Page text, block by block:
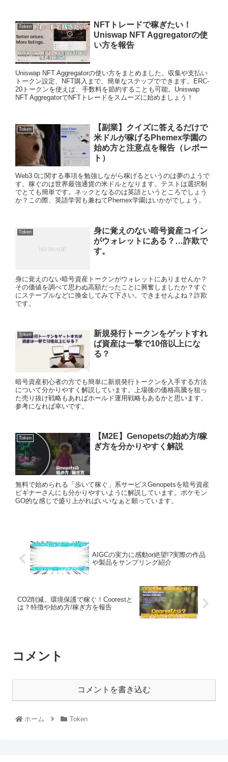
Token
NFTトレードで稼ぎたい！
Uniswap NFT Aggregatorの使
い方を報告
Uniswap NFT Aggregatorの使い方をまとめました。収集や支払い
トークン設定、NFT購入まで、簡単なステップでできます。ERC-
20トークンを使えば、手数料を節約することも可能。Uniswap
NFT AggregatorでNFTトレードをスムーズに始めましょう！
Token
【副業】クイズに答えるだけで
米ドルが稼げるPhemex学園の
始め方と注意点を報告（レポー
ト）
Web3.0に関する事項を勉強しながら稼げるというのは夢のようで
す。稼ぐのは世界最強通貨の米ドルとなります。テストは選択制
でとても簡単です。ネックとなるのは英語というところでしょう
か？この際、英語学習も兼ねてPhemex学園はいかがでしょう。
Token
身に覚えのない暗号資産コイン
がウォレットにある？…詐欺で
す。
身に覚えのない暗号資産トークンがウォレットにありませんか？
その価値を調べて思わぬ高額だったことに興奮しましたか？すぐ
にステーブルなどに換金してみて下さい。できませんよね？詐欺
です。
Token
新規発行トークンをゲットすれ
ば資産は一撃で10倍以上にな
る？
暗号資産初心者の方でも簡単に新規発行トークンを入手する方法
について分かりやすく解説しています。上場後の価格高騰を狙っ
た売り抜け戦略もあればホールド運用戦略もあるかと思います。
参考になれば幸いです。
Token
【M2E】Genopetsの始め方/稼
ぎ方を分かりやすく解説
無料で始められる「歩いて稼ぐ」系サービスGenopetsを暗号資産
ビギナーさんにも分かりやすいように解説しています。ポケモン
GO的な感じで盛り上がればいいなぁと願っています。
AIGCの実力に感動or絶望!?実際の作品
や製品をサンプリング紹介
CO2削減、環境保護で稼ぐ！Coorestと
は？特徴や始め方/稼ぎ方を報告
コメント
コメントを書き込む
ホーム Token